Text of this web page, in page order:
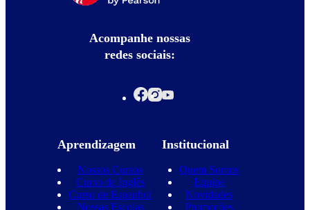
Acompanhe nossas
redes sociais:
Aprendizagem
Nossos Cursos
Curso de Inglês
Curso de Espanhol
Nossas Escolas
Institucional
Quem Somos
Equipe
Novidades
Promoções